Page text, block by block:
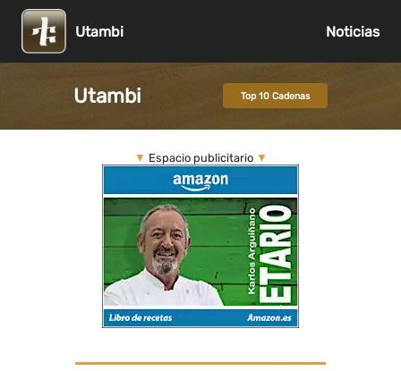
Utambi Noticias
Utambi Top 10 Cadenas
▼ Espacio publicitario ▼